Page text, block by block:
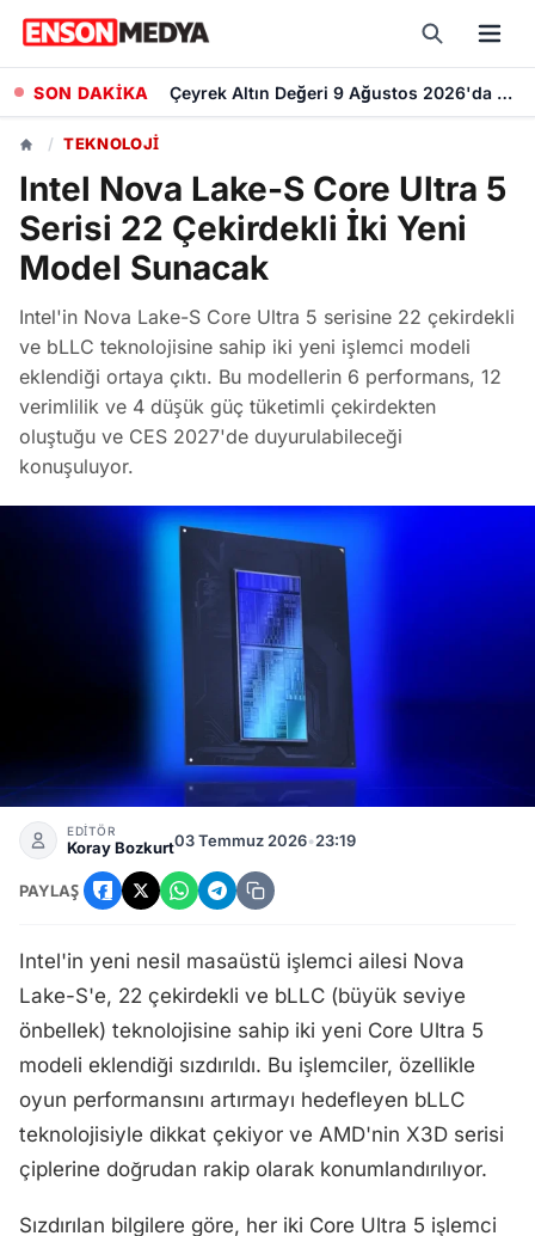
SON DAKİKA Çeyrek Altın Değeri 9 Ağustos 2026'da Yükselişini Sürdürüyor: Güncel Alış Ve Satış Fiyatları
/ TEKNOLOJI
Intel Nova Lake-S Core Ultra 5
Serisi 22 Çekirdekli İki Yeni
Model Sunacak
Intel'in Nova Lake-S Core Ultra 5 serisine 22 çekirdekli
ve bLLC teknolojisine sahip iki yeni işlemci modeli
eklendiği ortaya çıktı. Bu modellerin 6 performans, 12
verimlilik ve 4 düşük güç tüketimli çekirdekten
oluştuğu ve CES 2027'de duyurulabileceği
konuşuluyor.
Intel Nova Lake-S Core Ultra 5 Serisi 22 Çekirdekli İki Yeni
EDİTÖR
Koray Bozkurt03 Temmuz 2026•23:19
PAYLAŞ
Intel'in yeni nesil masaüstü işlemci ailesi Nova
Lake-S'e, 22 çekirdekli ve bLLC (büyük seviye
önbellek) teknolojisine sahip iki yeni Core Ultra 5
modeli eklendiği sızdırıldı. Bu işlemciler, özellikle
oyun performansını artırmayı hedefleyen bLLC
teknolojisiyle dikkat çekiyor ve AMD'nin X3D serisi
çiplerine doğrudan rakip olarak konumlandırılıyor.
Sızdırılan bilgilere göre, her iki Core Ultra 5 işlemci